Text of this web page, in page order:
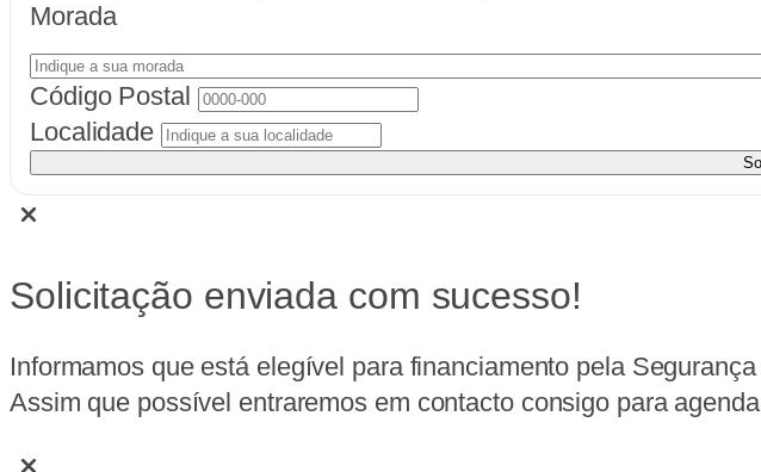
Morada
Código Postal
Localidade
Solicitação enviada com sucesso!
Informamos que está elegível para financiamento pela
Assim que possível entraremos em contacto consigo para